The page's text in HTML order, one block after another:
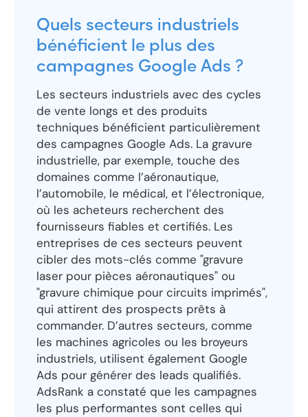
Quels secteurs industriels
bénéficient le plus des
campagnes Google Ads ?
Les secteurs industriels avec des cycles
de vente longs et des produits
techniques bénéficient particulièrement
des campagnes Google Ads. La gravure
industrielle, par exemple, touche des
domaines comme l’aéronautique,
l’automobile, le médical, et l’électronique,
où les acheteurs recherchent des
fournisseurs fiables et certifiés. Les
entreprises de ces secteurs peuvent
cibler des mots-clés comme "gravure
laser pour pièces aéronautiques" ou
"gravure chimique pour circuits imprimés",
qui attirent des prospects prêts à
commander. D’autres secteurs, comme
les machines agricoles ou les broyeurs
industriels, utilisent également Google
Ads pour générer des leads qualifiés.
AdsRank a constaté que les campagnes
les plus performantes sont celles qui